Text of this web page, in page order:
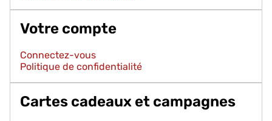
Votre compte
Connectez-vous
Politique de confidentialité
Cartes cadeaux et campagnes